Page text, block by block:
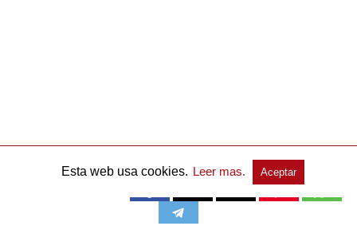
Esta web usa cookies. Leer mas. Aceptar
Publicidad